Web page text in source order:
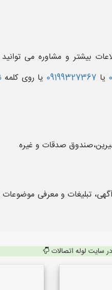
بیشتر و مشاوره می
یا 09199327367 یا روی کلمه
خیرین،صندوق صدقات و غیره
و معرفی موضوعات
سایت لوله اتصالات